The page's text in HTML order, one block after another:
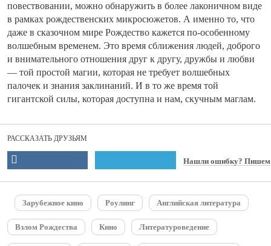
повествовании, можно обнаружить в более лаконичном виде
в рамках рождественских микросюжетов. А именно то, что
даже в сказочном мире Рождество кажется по-особенному
волшебным временем. Это время сближения людей, доброго
и внимательного отношения друг к другу, дружбы и любви
— той простой магии, которая не требует волшебных
палочек и знания заклинаний. И в то же время той
гигантской силы, которая доступна и нам, скучным маглам.
РАССКАЗАТЬ ДРУЗЬЯМ
Нашли ошибку? Пишем
Зарубежное кино Роулинг Английская литература
Взлом Рождества Кино Литературоведение